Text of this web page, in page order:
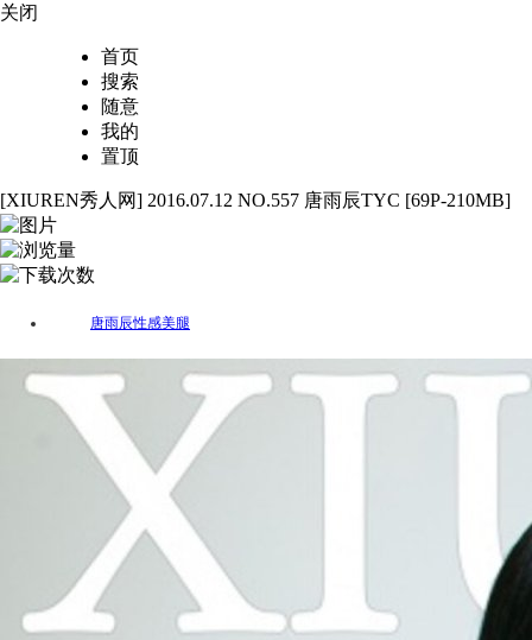
关闭
首页
搜索
随意
我的
置顶
[XIUREN秀人网] 2016.07.12 NO.557 唐雨辰TYC [69P-210MB]
唐雨辰性感美腿